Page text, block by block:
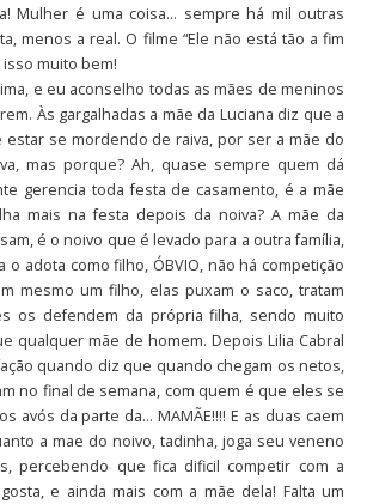
Mulher é uma coisa… sempre há mil outras
menos a real. O filme “Ele não está tão a fim
isso muito bem!
e eu aconselho todas as mães de meninos
Às gargalhadas a mãe da Luciana diz que a
estar se mordendo de raiva, por ser a mãe do
mas porque? Ah, quase sempre quem dá
gerencia toda festa de casamento, é a mãe
mais na festa depois da noiva? A mãe da
é o noivo que é levado para a outra família,
o adota como filho, ÓBVIO, não há competição
mesmo um filho, elas puxam o saco, tratam
os defendem da própria filha, sendo muito
qualquer mãe de homem. Depois Lilia Cabral
quando diz que quando chegam os netos,
no final de semana, com quem é que eles se
avós da parte da… MAMÃE!!!! E as duas caem
a mae do noivo, tadinha, joga seu veneno
percebendo que fica dificil competir com a
e ainda mais com a mãe dela! Falta um